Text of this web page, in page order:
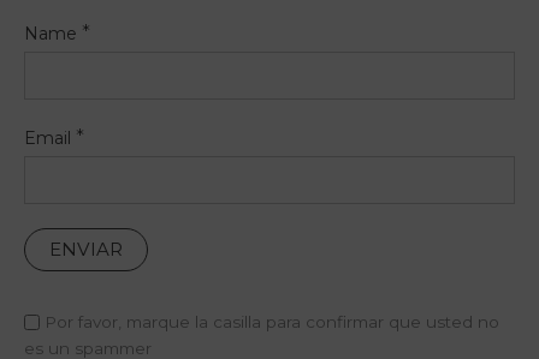
PT
FR
EN
ES
Inicio
Name *
Email *
Por favor, marque la casilla para confirmar que usted no
es un spammer